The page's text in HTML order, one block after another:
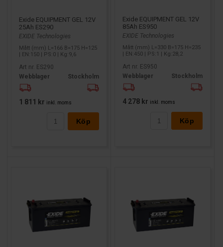
Exide EQUIPMENT GEL 12V
25Ah ES290
EXIDE Technologies
Mått (mm) L=166 B=175 H=125
| EN:150 | PS:0 | Kg:9,6
Art nr. ES290
Webblager
Stockholm
1 811 kr inkl. moms
Köp
Exide EQUIPMENT GEL 12V
85Ah ES950
EXIDE Technologies
Mått (mm) L=330 B=175 H=235
| EN:450 | PS:1 | Kg:28,2
Art nr. ES950
Webblager
Stockholm
4 278 kr inkl. moms
Köp